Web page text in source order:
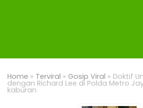
Home » Terviral » Gosip Viral » Doktif
dengan Richard Lee di Polda Metro
kaburan